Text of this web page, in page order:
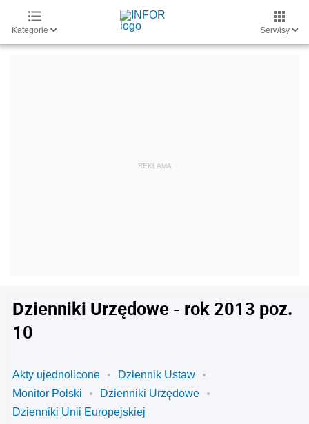
Kategorie Serwisy
Dzienniki Urzędowe - rok 2013 poz.
10
Akty ujednolicone
Dziennik Ustaw
Monitor Polski
Dzienniki Urzędowe
Dzienniki Unii Europejskiej